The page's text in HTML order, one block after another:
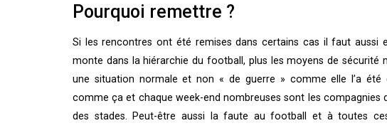
Pourquoi remettre ?
Si les rencontres ont été remises dans certains cas il faut aussi
monte dans la hiérarchie du football, plus les moyens de
une situation normale et non « de guerre » comme elle l’a été
comme ça et chaque week-end nombreuses sont les compagnies
des stades. Peut-être aussi la faute au football et à toutes